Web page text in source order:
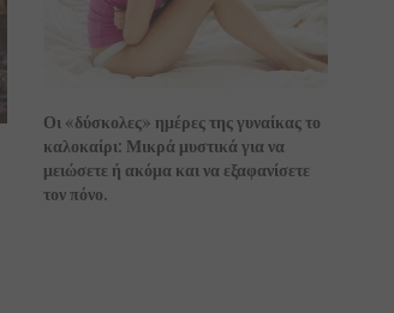
Οι «δύσκολες» ημέρες της γυναίκας το
καλοκαίρι: Μικρά μυστικά για να
μειώσετε ή ακόμα και να εξαφανίσετε
τον πόνο.